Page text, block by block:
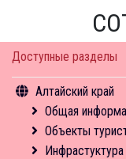
Доступные разделы
Алтайский край
Общая
Объекты